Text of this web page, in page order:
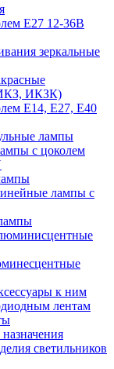
Е27 12-36В
зеркальные
ИКЗК)
Е14, Е27, Е40
лампы
с цоколем
лампы с
к ним
лентам
светильников